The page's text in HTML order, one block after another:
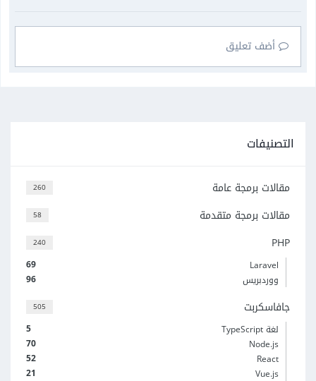
أضف تعليق
التصنيفات
260 مقالات برمجة عامة
58 مقالات برمجة متقدمة
240 PHP
69
Laravel
96
ووردبريس
505 جافاسكربت
5
لغة TypeScript
70
Node.js
52
React
21
Vue.js